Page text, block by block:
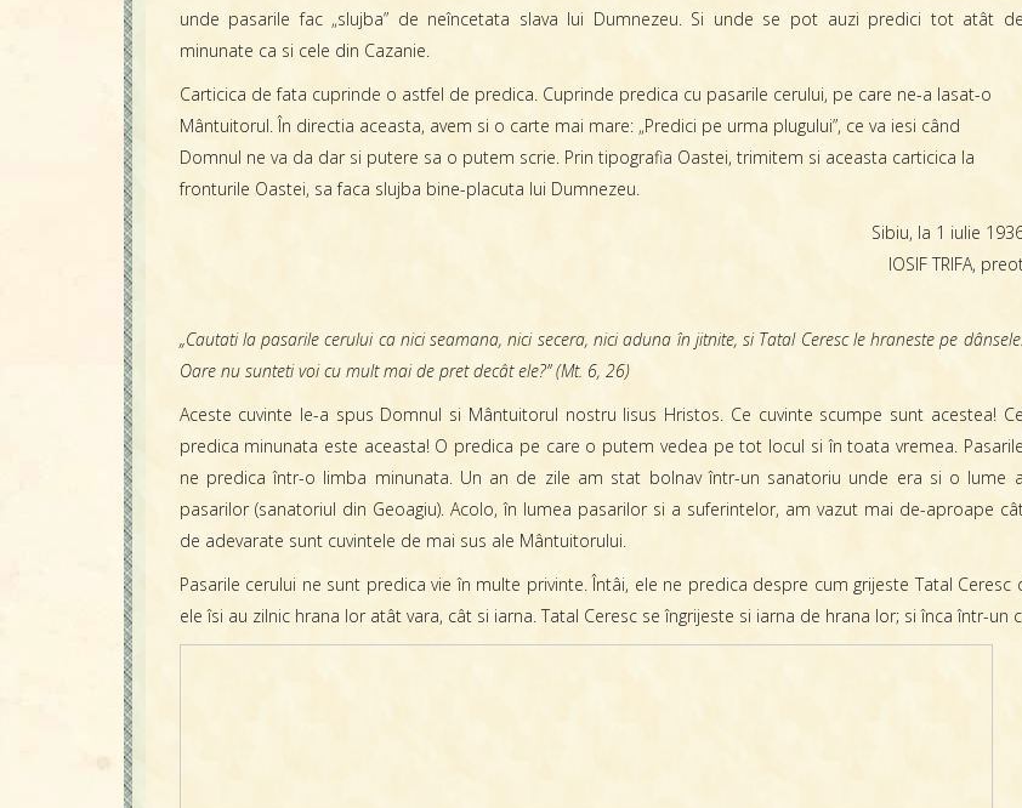
unde pasarile fac „slujba” de neîncetata slava lui Dumnezeu. Si unde se pot auzi predici tot atât de
minunate ca si cele din Cazanie.
Carticica de fata cuprinde o astfel de predica. Cuprinde predica cu pasarile cerului, pe care ne-a lasat-o
Mântuitorul. În directia aceasta, avem si o carte mai mare: „Predici pe urma plugului”, ce va iesi când
Domnul ne va da dar si putere sa o putem scrie. Prin tipografia Oastei, trimitem si aceasta carticica la
fronturile Oastei, sa faca slujba bine-placuta lui Dumnezeu.
Sibiu, la 1 iulie
IOSIF TRIFA,
„Cautati la pasarile cerului ca nici seamana, nici secera, nici aduna în jitnite, si Tatal Ceresc le hraneste pe dânsele.
Oare nu sunteti voi cu mult mai de pret decât ele?” (Mt. 6, 26)
Aceste cuvinte le-a spus Domnul si Mântuitorul nostru Iisus Hristos. Ce cuvinte scumpe sunt acestea! Ce
predica minunata este aceasta! O predica pe care o putem vedea pe tot locul si în toata vremea. Pasarile
ne predica într-o limba minunata. Un an de zile am stat bolnav într-un sanatoriu unde era si o lume a
pasarilor (sanatoriul din Geoagiu). Acolo, în lumea pasarilor si a suferintelor, am vazut mai de-aproape
de adevarate sunt cuvintele de mai sus ale Mântuitorului.
Pasarile cerului ne sunt predica vie în multe privinte. Întâi, ele ne predica despre cum grijeste Tatal
ele îsi au zilnic hrana lor atât vara, cât si iarna. Tatal Ceresc se îngrijeste si iarna de hrana lor; si înca într-un